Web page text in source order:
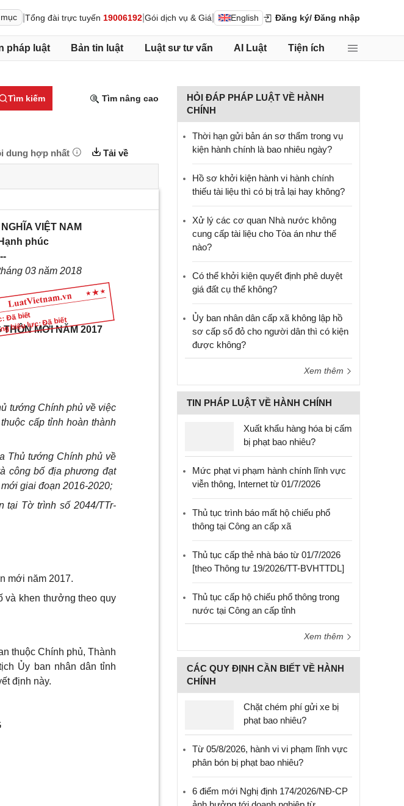
Tổng đài trực tuyến 19006192 Gói dịch vụ & Giá English Đăng ký/ Đăng nhập
pháp luật Bản tin luật Luật sư tư vấn AI Luật Tiện ích
Tìm kiếm Tìm nâng cao
dung hợp nhất Tải về
Đã biết
hiệu lực: Đã biết
VIỆT NAM
phúc
03 năm 2018
MỚI NĂM 2017
tướng Chính phủ về việc
cấp tỉnh hoàn thành
Thủ tướng Chính phủ về
công bố địa phương đạt
giai đoạn 2016-2020;
tại Tờ trình số 2044/TTr-
mới năm 2017.
và khen thưởng theo quy
thuộc Chính phủ, Thành
Ủy ban nhân dân tỉnh
định này.
HỎI ĐÁP PHÁP LUẬT VỀ HÀNH
CHÍNH
Thời hạn gửi bản án sơ thẩm trong vụ
kiện hành chính là bao nhiêu ngày?
Hồ sơ khởi kiện hành vi hành chính
thiếu tài liệu thì có bị trả lại hay không?
Xử lý các cơ quan Nhà nước không
cung cấp tài liệu cho Tòa án như thế
nào?
Có thể khởi kiện quyết định phê duyệt
giá đất cụ thể không?
Ủy ban nhân dân cấp xã không lập hồ
sơ cấp sổ đỏ cho người dân thì có kiện
được không?
Xem thêm
TIN PHÁP LUẬT VỀ HÀNH CHÍNH
Xuất khẩu hàng hóa bị cấm
bị phạt bao nhiêu?
Mức phạt vi phạm hành chính lĩnh vực
viễn thông, Internet từ 01/7/2026
Thủ tục trình báo mất hộ chiếu phổ
thông tại Công an cấp xã
Thủ tục cấp thẻ nhà báo từ 01/7/2026
[theo Thông tư 19/2026/TT-BVHTTDL]
Thủ tục cấp hộ chiếu phổ thông trong
nước tại Công an cấp tỉnh
Xem thêm
CÁC QUY ĐỊNH CẦN BIẾT VỀ HÀNH
CHÍNH
Chặt chém phí gửi xe bị
phạt bao nhiêu?
Từ 05/8/2026, hành vi vi phạm lĩnh vực
phân bón bị phạt bao nhiêu?
6 điểm mới Nghị định 174/2026/NĐ-CP